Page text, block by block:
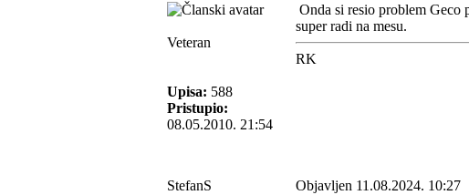
Veteran
Upisa: 588
Pristupio:
08.05.2010. 21:54
Onda si resio problem Geco
super radi na mesu.
RK
StefanS Objavljen 11.08.2024. 10:27